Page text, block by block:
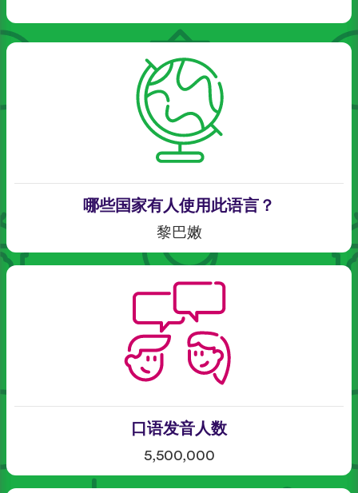
哪些国家有人使用此语言？
黎巴嫩
口语发音人数
5,500,000